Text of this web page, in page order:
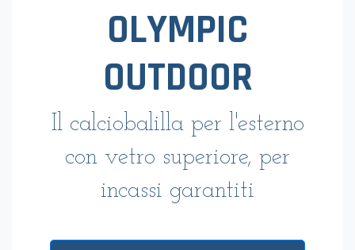
OLYMPIC
OUTDOOR
Il calciobalilla per l'esterno
con vetro superiore, per
incassi garantiti